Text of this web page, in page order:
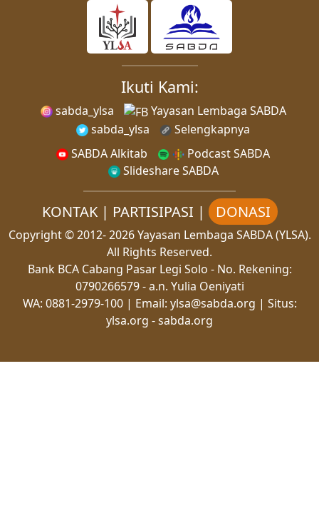
Ikuti Kami:
sabda_ylsa
Yayasan Lembaga SABDA
sabda_ylsa
Selengkapnya
SABDA Alkitab
Podcast SABDA
Slideshare SABDA
KONTAK| PARTISIPASI | DONASI
Copyright© 2012-2026Yayasan Lembaga SABDA (YLSA).
All Rights Reserved.
Bank BCA Cabang Pasar Legi Solo - No. Rekening:
0790266579 - a.n. Yulia Oeniyati
WA: 0881-2979-100| Email: ylsa@sabda.org | Situs:
ylsa.org -sabda.org